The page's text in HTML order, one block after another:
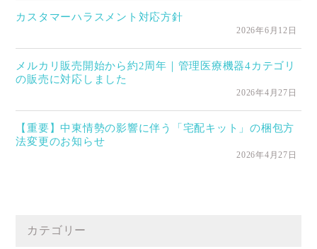
カスタマーハラスメント対応方針
2026年6月12日
メルカリ販売開始から約2周年｜管理医療機器4カテゴリ
の販売に対応しました
2026年4月27日
【重要】中東情勢の影響に伴う「宅配キット」の梱包方
法変更のお知らせ
2026年4月27日
カテゴリー